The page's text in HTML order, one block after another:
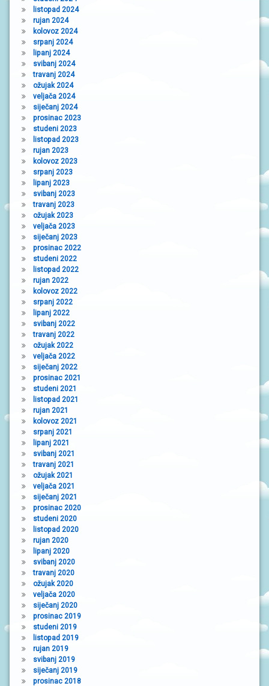
listopad 2024
rujan 2024
kolovoz 2024
srpanj 2024
lipanj 2024
svibanj 2024
travanj 2024
ožujak 2024
veljača 2024
siječanj 2024
prosinac 2023
studeni 2023
listopad 2023
rujan 2023
kolovoz 2023
srpanj 2023
lipanj 2023
svibanj 2023
travanj 2023
ožujak 2023
veljača 2023
siječanj 2023
prosinac 2022
studeni 2022
listopad 2022
rujan 2022
kolovoz 2022
srpanj 2022
lipanj 2022
svibanj 2022
travanj 2022
ožujak 2022
veljača 2022
siječanj 2022
prosinac 2021
studeni 2021
listopad 2021
rujan 2021
kolovoz 2021
srpanj 2021
lipanj 2021
svibanj 2021
travanj 2021
ožujak 2021
veljača 2021
siječanj 2021
prosinac 2020
studeni 2020
listopad 2020
rujan 2020
lipanj 2020
svibanj 2020
travanj 2020
ožujak 2020
veljača 2020
siječanj 2020
prosinac 2019
studeni 2019
listopad 2019
rujan 2019
svibanj 2019
siječanj 2019
prosinac 2018